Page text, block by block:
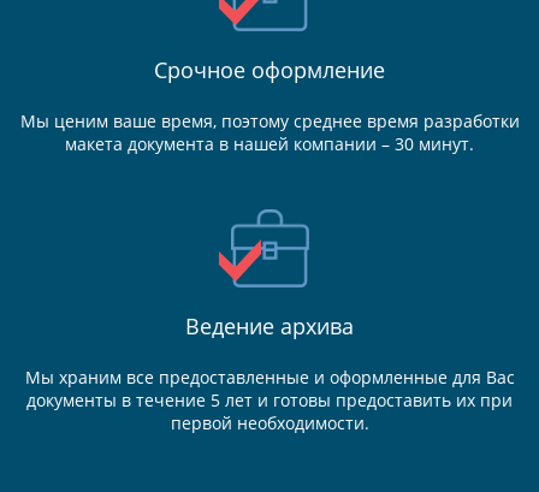
Срочное оформление
Мы ценим ваше время, поэтому среднее время разработки
макета документа в нашей компании – 30 минут.
Ведение архива
Мы храним все предоставленные и оформленные для Вас
документы в течение 5 лет и готовы предоставить их при
первой необходимости.